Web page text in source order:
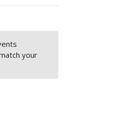
your